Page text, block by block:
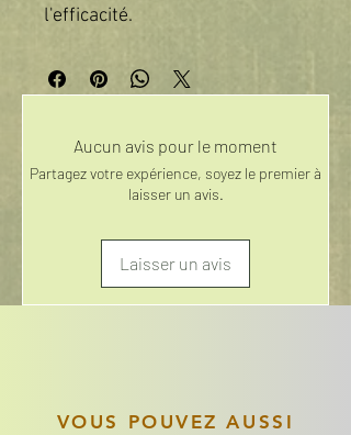
l'efficacité.
Aucun avis pour le moment
Partagez votre expérience, soyez le premier à
laisser un avis.
Laisser un avis
VOUS POUVEZ AUSSI